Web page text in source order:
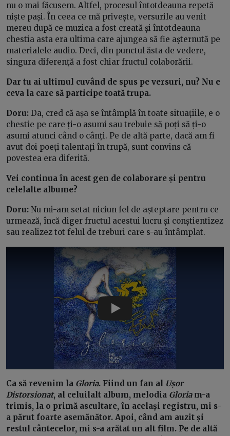
nu o mai făcusem. Altfel, procesul întotdeauna repetă
niște pași. În ceea ce mă privește, versurile au venit
mereu după ce muzica a fost creată și întotdeauna
chestia asta era ultima care ajungea să fie așternută pe
materialele audio. Deci, din punctul ăsta de vedere,
singura diferență a fost chiar fructul colaborării.
Dar tu ai ultimul cuvând de spus pe versuri, nu? Nu e
ceva la care să participe toată trupa.
Doru: Da, cred că așa se întâmplă în toate situațiile, e o
chestie pe care ți-o asumi sau trebuie să poți să ți-o
asumi atunci când o cânți. Pe de altă parte, dacă am fi
avut doi poeți talentați în trupă, sunt convins că
povestea era diferită.
Vei continua în acest gen de colaborare și pentru
celelalte albume?
Doru: Nu mi-am setat niciun fel de așteptare pentru ce
urmează, încă diger fructul acestui lucru și conștientizez
sau realizez tot felul de treburi care s-au întâmplat.
Play
Ca să revenim la Gloria. Fiind un fan al Ușor
Distorsionat, al celuilalt album, melodia Gloriam-a
trimis, la o primă ascultare, în același registru, mi s-
a părut foarte asemănător. Apoi, când am auzit și
restul cântecelor, mi s-a arătat un alt film. Pe de altă